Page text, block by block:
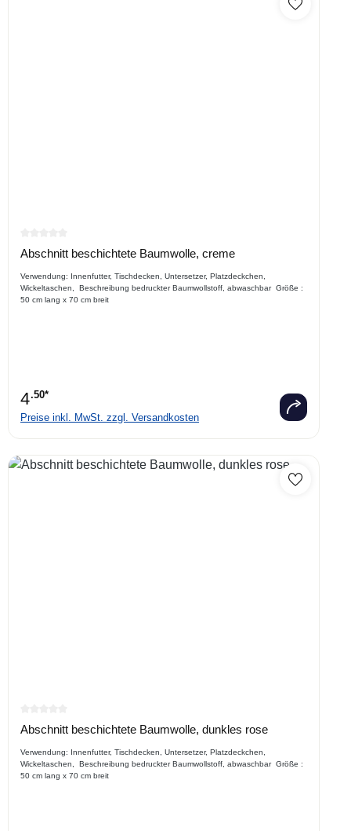
Durchschnittliche Bewertung von 0 von 5 Sternen
Abschnitt beschichtete Baumwolle, creme
Verwendung: Innenfutter, Tischdecken, Untersetzer, Platzdeckchen,
Wickeltaschen, Beschreibung bedruckter Baumwollstoff, abwaschbar Größe :
50 cm lang x 70 cm breit
4.50*
Preise inkl. MwSt. zzgl. Versandkosten
Durchschnittliche Bewertung von 0 von 5 Sternen
Abschnitt beschichtete Baumwolle, dunkles rose
Verwendung: Innenfutter, Tischdecken, Untersetzer, Platzdeckchen,
Wickeltaschen, Beschreibung bedruckter Baumwollstoff, abwaschbar Größe :
50 cm lang x 70 cm breit